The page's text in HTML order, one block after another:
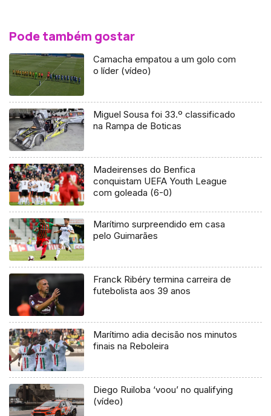
Pode também gostar
Camacha empatou a um golo com
o líder (vídeo)
Miguel Sousa foi 33.º classificado
na Rampa de Boticas
Madeirenses do Benfica
conquistam UEFA Youth League
com goleada (6-0)
Marítimo surpreendido em casa
pelo Guimarães
Franck Ribéry termina carreira de
futebolista aos 39 anos
Marítimo adia decisão nos minutos
finais na Reboleira
Diego Ruiloba ‘voou’ no qualifying
(vídeo)